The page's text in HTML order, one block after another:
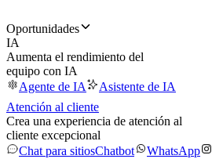
Oportunidades
IA
Aumenta el rendimiento del
equipo con IA
Agente de IA
Asistente de IA
Atención al cliente
Crea una experiencia de atención al
cliente excepcional
Chat para sitiosChatbot WhatsApp